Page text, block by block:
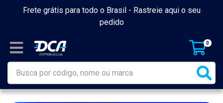
Frete grátis para todo o Brasil - Rastreie aqui o seu
pedido
0